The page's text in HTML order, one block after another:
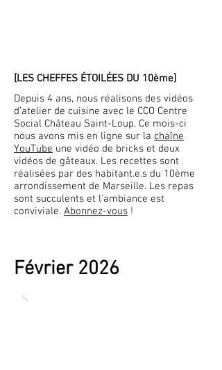
[LES CHEFFES ÉTOILÉES DU 10ème]
Depuis 4 ans, nous réalisons des vidéos
d’atelier de cuisine avec le CCO Centre
Social Château Saint-Loup. Ce mois-ci
nous avons mis en ligne sur la chaîne
YouTube une vidéo de bricks et deux
vidéos de gâteaux. Les recettes sont
réalisées par des habitant.e.s du 10ème
arrondissement de Marseille. Les repas
sont succulents et l'ambiance est
conviviale. Abonnez-vous !
Février 2026